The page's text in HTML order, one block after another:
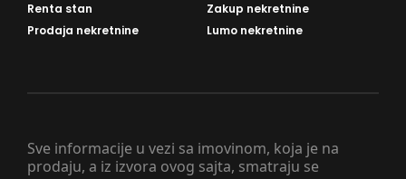
Sve informacije u vezi sa imovinom, koja je na
prodaju, a iz izvora ovog sajta, smatraju se
Renta stan
Zakup nekretnine
Prodaja nekretnine
Lumo nekretnine